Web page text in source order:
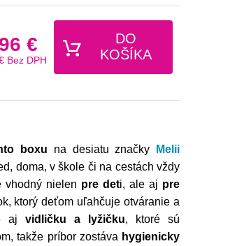
€
Bez DPH
DO
KOŠÍKA
boxu na desiatu značky
Melii
doma, v škole či na cestách vždy
vhodný nielen pre deti, ale aj pre
ktorý deťom uľahčuje otváranie a
aj vidličku a lyžičku, ktoré sú
takže príbor zostáva hygienicky